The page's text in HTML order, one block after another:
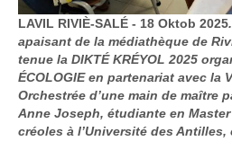
LAVIL RIVIÈ-SALÉ - 18 Oktob 2025
apaisant de la médiathèque de
tenue la DIKTÉ KRÉYOL 2025
ÉCOLOGIE en partenariat avec la
Orchestrée d’une main de maître
Anne Joseph, étudiante en
créoles à l’Université des